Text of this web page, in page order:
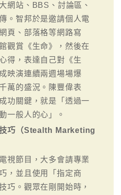
網站、BBS、討論區、
。智邦於是邀請個人電
頁、部落格等網路寫
觀賞《生命》，然後在
得，表達自己對《生
映演連續兩週場場爆
萬的盛況。陳豐偉表
功關鍵，就是「透過一
一般人的心」。
巧（Stealth Marketing
視節目，大多會請專業
，並且使用「指定商
巧。觀眾在剛開始時，